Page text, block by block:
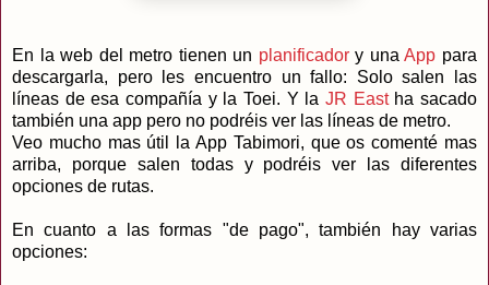
En la web del metro tienen un planificadory unaApp para
descargarla, pero les encuentro un fallo: Solo salen las
líneas de esa compañía y la Toei. Y la JR Eastha sacado
también una app pero no podréis ver las líneas de metro.
Veo mucho mas útil la App Tabimori, que os comenté mas
arriba, porque salen todas y podréis ver las diferentes
opciones de rutas.
En cuanto a las formas "de pago", también hay varias
opciones: